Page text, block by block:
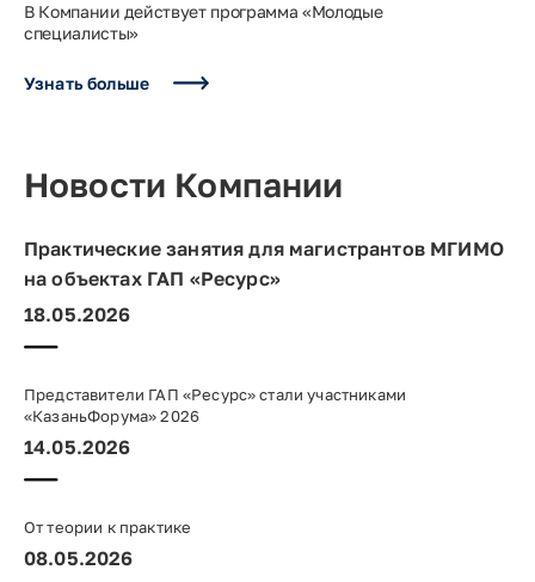
В Компании действует программа «Молодые
специалисты»
Узнать больше
Новости Компании
Практические занятия для магистрантов МГИМО
на объектах ГАП «Ресурс»
18.05.2026
Представители ГАП «Ресурс» стали участниками
«КазаньФорума» 2026
14.05.2026
От теории к практике
08.05.2026